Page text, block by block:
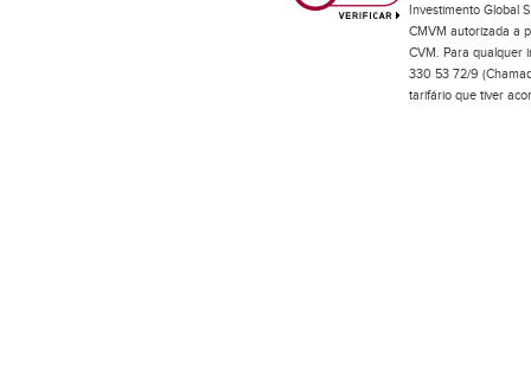
Investimento Global
CMVM autorizada a
CVM. Para qualquer
330 53 72/9
tarifário que tiver